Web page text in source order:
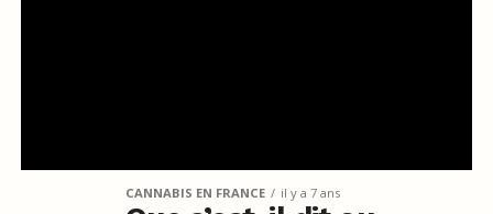
CANNABIS EN FRANCE il y a 7 ans